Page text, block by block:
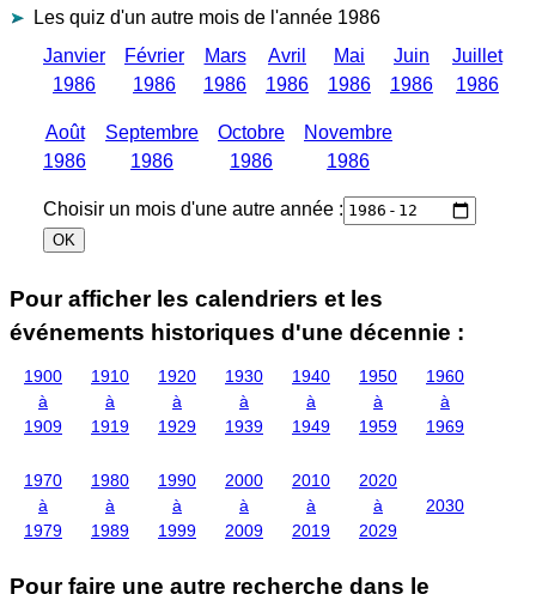
Les quiz d'un autre mois de l'année 1986
Janvier
1986
Février
1986
Mars
1986
Avril
1986
Mai
1986
Juin
1986
Juillet
1986
Août
1986
Septembre
1986
Octobre
1986
Novembre
1986
Choisir un mois d'une autre année :
Pour afficher les calendriers et les
événements historiques d'une décennie :
1900
à
1909
1910
à
1919
1920
à
1929
1930
à
1939
1940
à
1949
1950
à
1959
1960
à
1969
1970
à
1979
1980
à
1989
1990
à
1999
2000
à
2009
2010
à
2019
2020
à
2029
2030
Pour faire une autre recherche dans le